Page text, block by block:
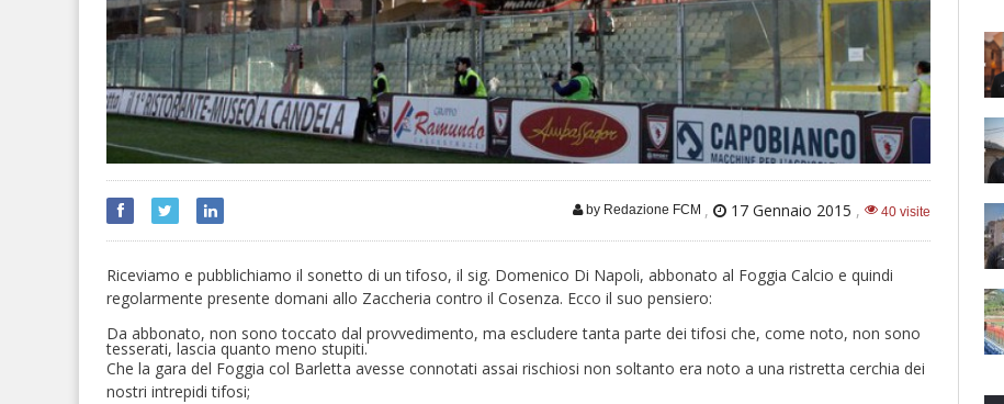
by Redazione FCM , 17 Gennaio 2015 , 40 visite
Riceviamo e pubblichiamo il sonetto di un tifoso, il sig. Domenico Di Napoli, abbonato al Foggia Calcio e quindi
regolarmente presente domani allo Zaccheria contro il Cosenza. Ecco il suo pensiero:
Da abbonato, non sono toccato dal provvedimento, ma escludere tanta parte dei tifosi che, come noto, non sono
tesserati, lascia quanto meno stupiti.
Che la gara del Foggia col Barletta avesse connotati assai rischiosi non soltanto era noto a una ristretta cerchia dei
nostri intrepidi tifosi;